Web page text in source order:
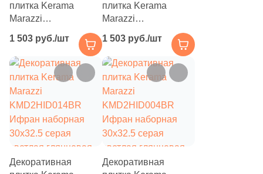
Porcelanite Dos (
Porcelanosa (2
Primavera (40)
Prissmacer (8)
Ragno (6)
Realonda ( 1)
Ribesalbes Ceramica ( 25)
Roca (2)
плитка Kerama
Marazzi
KMD2MSM014BR
Ифран мозаичная
30x31.2 бежевая
светлая глянцевая
под мрамор /
геометрия
1 503 руб./шт
плитка Kerama
Marazzi
KMD2MSM007BR
Ифран мозаичная
30x31.2 серая
светлая глянцевая
под мрамор /
геометрия
1 503 руб./шт
Декоративная
Декоративная